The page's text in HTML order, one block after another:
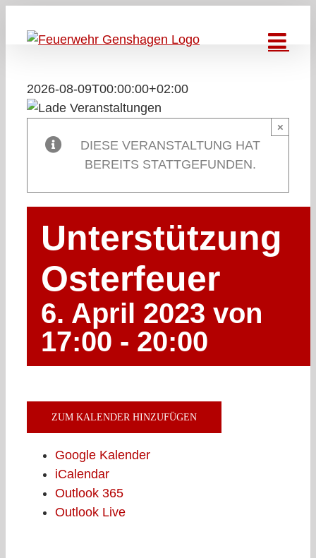
Inhalt
2026-08-09T00:00:00+02:00
DIESE VERANSTALTUNG HAT
BEREITS STATTGEFUNDEN.
×
Unterstützung
Osterfeuer
6. April 2023 von
17:00 - 20:00
ZUM KALENDER HINZUFÜGEN
Google Kalender
iCalendar
Outlook 365
Outlook Live